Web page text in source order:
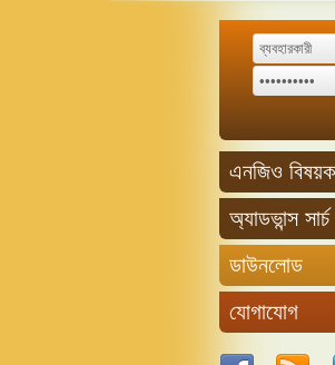
এনজিও
অ্যাডভান্স সার্চ
ডাউনলোড
যোগাযোগ